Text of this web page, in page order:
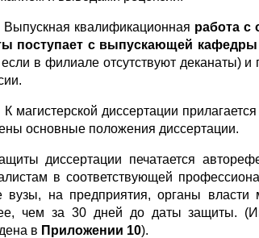
Выпускная квалификационная работа с
поступает с выпускающей кафедры
если в филиале отсутствуют деканаты) и
К магистерской диссертации
основные положения диссертации.
диссертации печатается
в соответствующей
вузы, на предприятия, органы
чем за 30 дней до даты защиты.
в Приложении 10).